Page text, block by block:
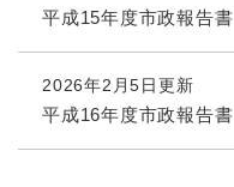
平成15年度市政報告書
2026年2月5日更新
平成16年度市政報告書